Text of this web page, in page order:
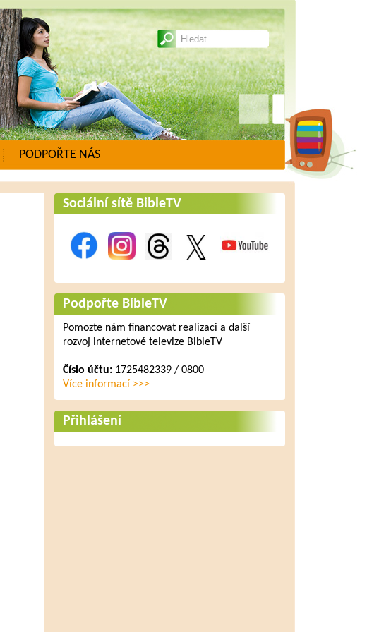
PODPOŘTE NÁS
Sociální sítě BibleTV
Podpořte BibleTV
Pomozte nám financovat realizaci a další
rozvoj internetové televize BibleTV
Číslo účtu:1725482339 / 0800
Více informací >>>
Přihlášení